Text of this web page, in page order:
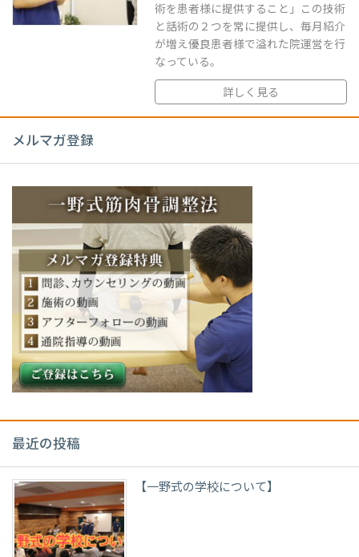
術を患者様に提供すること」この技術
と話術の２つを常に提供し、毎月紹介
が増え優良患者様で溢れた院運営を行
なっている。
詳しく見る
メルマガ登録
最近の投稿
【一野式の学校について】